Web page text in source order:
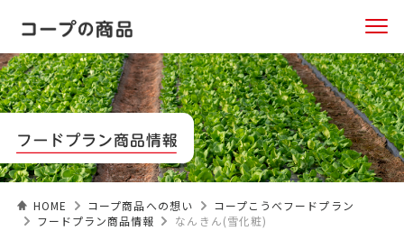
HOME コープ商品への想い
コープこうべフードプラン
フードプラン商品情報
なんきん(雪化粧)